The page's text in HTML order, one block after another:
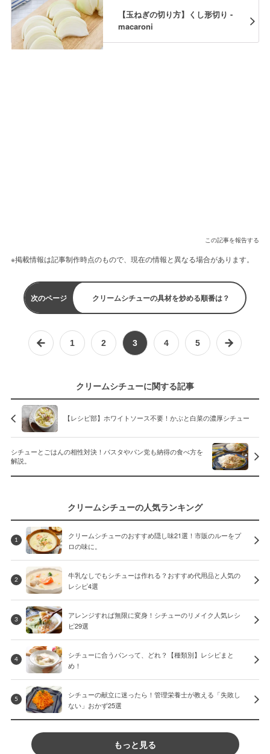
【玉ねぎの切り方】くし形切り -
macaroni
この記事を報告する
※掲載情報は記事制作時点のもので、現在の情報と異なる場合があります。
次のページ クリームシチューの具材を炒める順番は？
1 2 3 4 5
クリームシチューに関する記事
【レシピ部】ホワイトソース不要！かぶと白菜の濃厚シチュー
シチューとごはんの相性対決！パスタやパン党も納得の食べ方を
解説。
クリームシチューの人気ランキング
1
クリームシチューのおすすめ隠し味21選！市販のルーをプ
ロの味に。
2
牛乳なしでもシチューは作れる？おすすめ代用品と人気の
レシピ4選
3
アレンジすれば無限に変身！シチューのリメイク人気レシ
ピ29選
4
シチューに合うパンって、どれ？【種類別】レシピまと
め！
5
シチューの献立に迷ったら！管理栄養士が教える「失敗し
ない」おかず25選
もっと見る